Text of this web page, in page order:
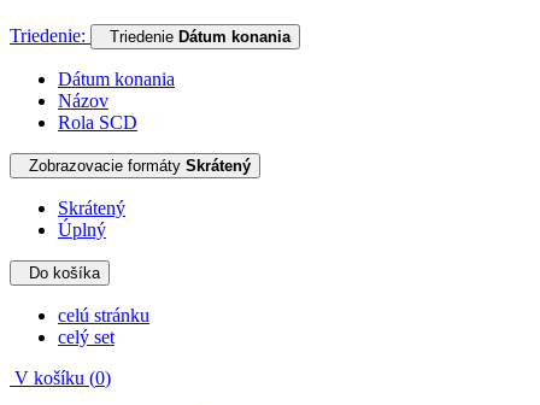
Triedenie: Triedenie Dátum konania
Dátum konania
Názov
Rola SCD
Zobrazovacie formáty Skrátený
Skrátený
Úplný
Do košíka
celú stránku
celý set
V košíku (0)